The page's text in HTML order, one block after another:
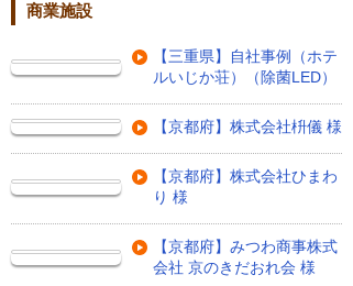
商業施設
【三重県】自社事例（ホテ
ルいじか荘）（除菌LED）
【京都府】株式会社枡儀 様
【京都府】株式会社ひまわ
り 様
【京都府】みつわ商事株式
会社 京のきだおれ会 様